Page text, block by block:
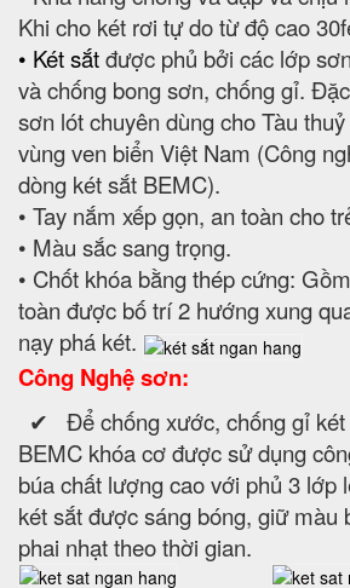
Khi cho két rơi tự do từ độ cao
• Két sắtđược phủ bởi các lớp
và chống bong sơn, chống gỉ.
sơn lót chuyên dùng cho Tàu
vùng ven biển Việt Nam (Công
dòng két sắt BEMC).
• Tay nắm xếp gọn, an toàn cho
• Màu sắc sang trọng.
• Chốt khóa bằng thép cứng:
toàn được bố trí 2 hướng xung
nạy phá két.
Công Nghệ sơn:
✔ Để chống xước, chống gỉ két
BEMC khóa cơ được sử dụng
búa chất lượng cao với phủ 3 lớp
két sắt được sáng bóng, giữ màu
phai nhạt theo thời gian.